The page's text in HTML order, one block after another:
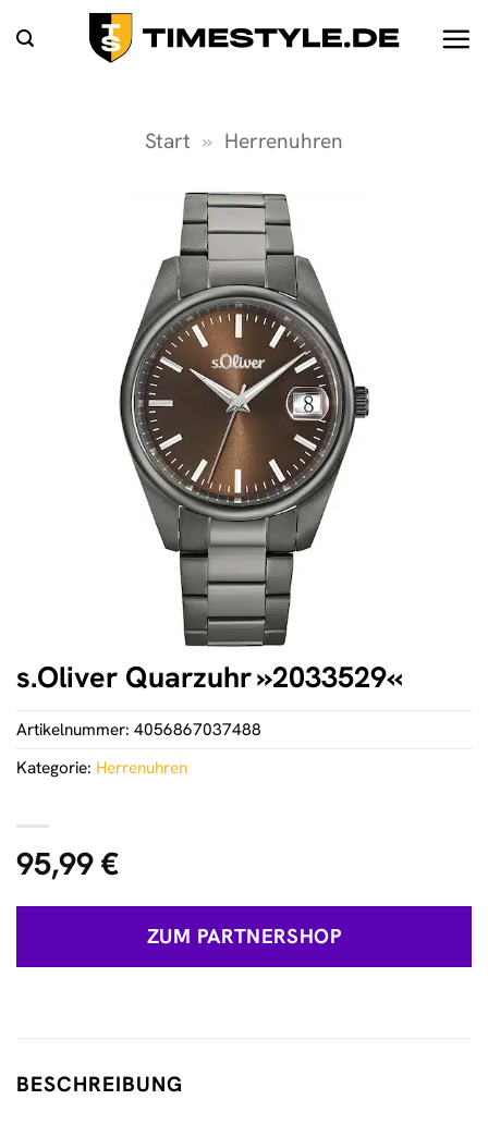
Inhalt
Start » Herrenuhren
s.Oliver Quarzuhr »2033529«
95,99€
ZUM PARTNERSHOP
Artikelnummer: 4056867037488
Kategorie: Herrenuhren
BESCHREIBUNG